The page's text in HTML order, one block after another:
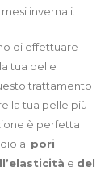
invernali.
di effettuare
tua pelle
trattamento
la tua pelle più
è perfetta
ai pori
e del